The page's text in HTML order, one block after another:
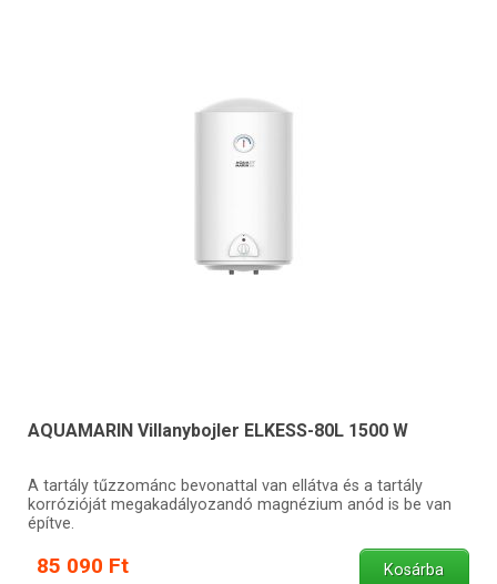
AQUAMARIN Villanybojler ELKESS-80L 1500 W
A tartály tűzzománc bevonattal van ellátva és a tartály
korrózióját megakadályozandó magnézium anód is be van
építve.
85 090 Ft Kosárba